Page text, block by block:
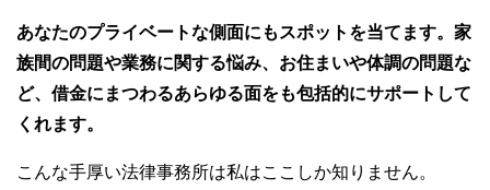
あなたのプライベートな側面にもスポットを当てます。家
族間の問題や業務に関する悩み、お住まいや体調の問題な
ど、借金にまつわるあらゆる面をも包括的にサポートして
くれます。
こんな手厚い法律事務所は私はここしか知りません。